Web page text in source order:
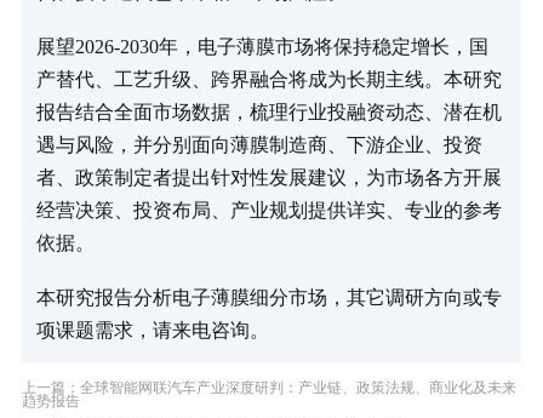
展望2026-2030年，电子薄膜市场将保持稳定增长，国
产替代、工艺升级、跨界融合将成为长期主线。本研究
报告结合全面市场数据，梳理行业投融资动态、潜在机
遇与风险，并分别面向薄膜制造商、下游企业、投资
者、政策制定者提出针对性发展建议，为市场各方开展
经营决策、投资布局、产业规划提供详实、专业的参考
依据。
本研究报告分析电子薄膜细分市场，其它调研方向或专
项课题需求，请来电咨询。
上一篇：全球智能网联汽车产业深度研判：产业链、政策法规、商业化及未来
趋势报告